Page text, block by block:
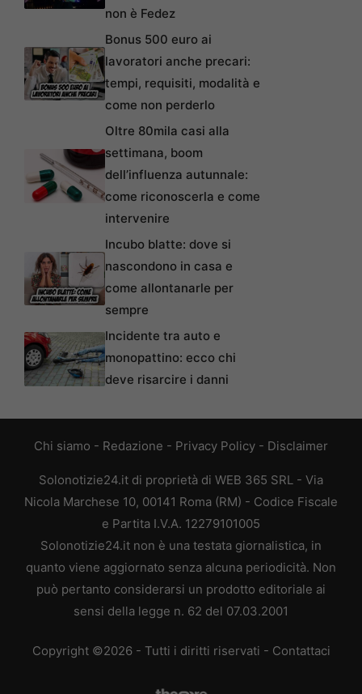
non è Fedez
Bonus 500 euro ai
lavoratori anche precari:
tempi, requisiti, modalità e
come non perderlo
Oltre 80mila casi alla
settimana, boom
dell’influenza autunnale:
come riconoscerla e come
intervenire
Incubo blatte: dove si
nascondono in casa e
come allontanarle per
sempre
Incidente tra auto e
monopattino: ecco chi
deve risarcire i danni
Chi siamo - Redazione - Privacy Policy - Disclaimer
Solonotizie24.it di proprietà di WEB 365 SRL - Via
Nicola Marchese 10, 00141 Roma (RM) - Codice Fiscale
e Partita I.V.A. 12279101005
Solonotizie24.it non è una testata giornalistica, in
quanto viene aggiornato senza alcuna periodicità. Non
può pertanto considerarsi un prodotto editoriale ai
sensi della legge n. 62 del 07.03.2001
Copyright ©2026 - Tutti i diritti riservati - Contattaci